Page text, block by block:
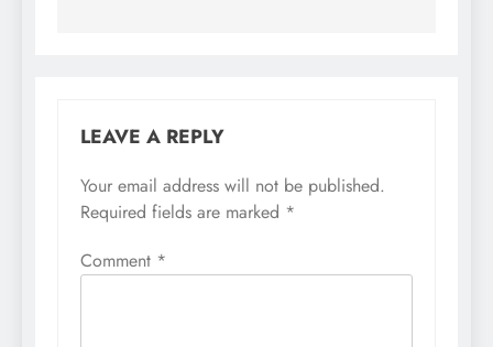
LEAVE A REPLY
Your email address will not be published.
Required fields are marked *
Comment *